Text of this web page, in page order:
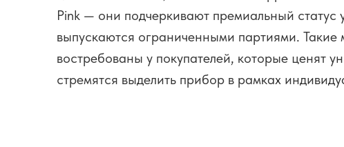
Pink — они подчеркивают премиальный статус
выпускаются ограниченными партиями. Такие
востребованы у покупателей, которые ценят
стремятся выделить прибор в рамках